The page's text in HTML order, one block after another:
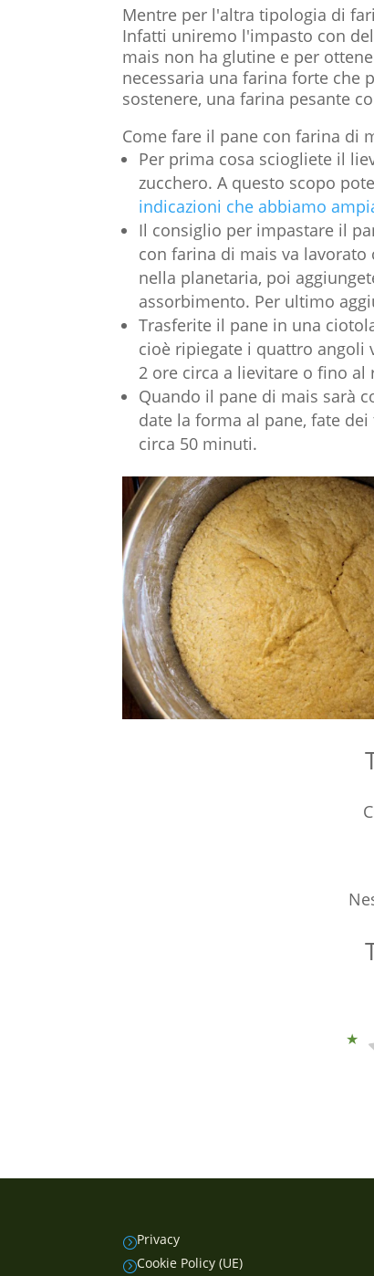
Mentre per l'altra tipologia di
Infatti uniremo l'impasto con
mais non ha glutine e per
necessaria una farina forte che
sostenere, una farina pesante
Come fare il pane con farina di
Per prima cosa sciogliete il
zucchero. A questo scopo
indicazioni che abbiamo
Il consiglio per impastare il
con farina di mais va
nella planetaria, poi
assorbimento. Per ultimo
Trasferite il pane in una
cioè ripiegate i quattro angoli
2 ore circa a lievitare o fino al
Quando il pane di mais sarà
date la forma al pane, fate
circa 50 minuti.
=Privacy
=Cookie Policy (UE)